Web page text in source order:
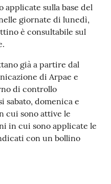
applicate sulla base del
giornate di lunedì,
è consultabile sul
già a partire dal
di Arpae e
di controllo
sabato, domenica e
cui sono attive le
in cui sono applicate le
con un bollino